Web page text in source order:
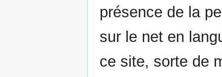
présence de la
sur le net en
ce site, sorte de